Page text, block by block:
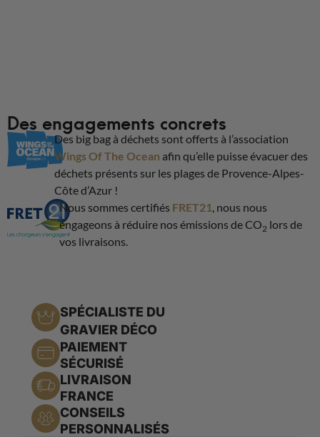
Des engagements concrets
Des big bag à déchets sont offerts à l’association
Wings Of The Ocean afin qu’elle puisse évacuer des
déchets présents sur les plages de Provence-Alpes-
Côte d’Azur !
Nous sommes certifiés FRET21, nous nous
engageons à réduire nos émissions de CO2 lors de
vos livraisons.
SPÉCIALISTE DU
GRAVIER DÉCO
PAIEMENT
SÉCURISÉ
LIVRAISON
FRANCE
CONSEILS
PERSONNALISÉS